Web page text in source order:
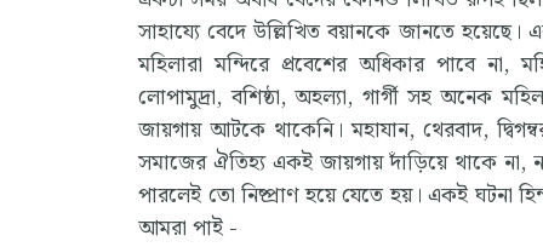
সাহায্যে বেদে উল্লিখিত বয়ানকে জানতে
মহিলারা মন্দিরে প্রবেশের অধিকার পাবে
লোপামুদ্রা, বশিষ্ঠা, অহল্যা, গার্গী সহ অনেক
জায়গায় আটকে থাকেনি। মহাযান, থেরবাদ,
সমাজের ঐতিহ্য একই জায়গায় দাঁড়িয়ে থাকে
পারলেই তো নিষ্প্রাণ হয়ে যেতে হয়। একই ঘটনা
আমরা পাই -